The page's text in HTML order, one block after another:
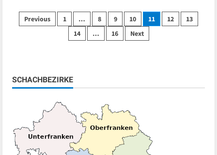
München
Seitennummerierung
Previous 1 … 8 9 10 11 12
13
14
… 16 Next
SCHACHBEZIRKE